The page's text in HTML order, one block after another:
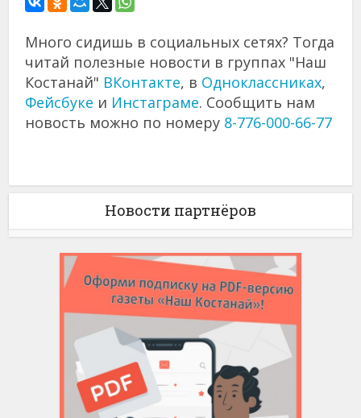
Много сидишь в социальных сетях? Тогда
читай полезные новости в группах "Наш
Костанай" ВКонтакте, в Одноклассниках,
Фейсбуке и Инстаграме. Сообщить нам
новость можно по номеру 8-776-000-66-77
Новости партнёров